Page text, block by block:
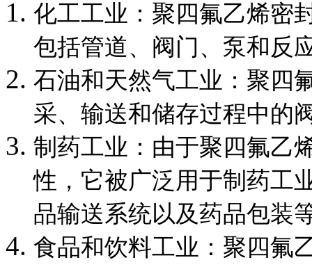
化工工业：聚四氟乙烯密
包括管道、阀门、泵和反
石油和天然气工业：聚四
采、输送和储存过程中的
制药工业：由于聚四氟乙
性，它被广泛用于制药工
品输送系统以及药品包装
食品和饮料工业：聚四氟